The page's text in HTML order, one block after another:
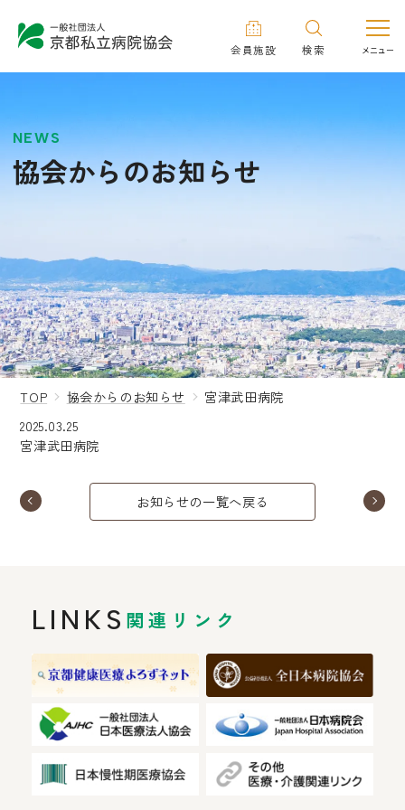
会員施設 検索
NEWS
協会からのお知らせ
TOP 協会からのお知らせ
宮津武田病院
2025.03.25
宮津武田病院
お知らせの一覧へ戻る
LINKS 関連リンク